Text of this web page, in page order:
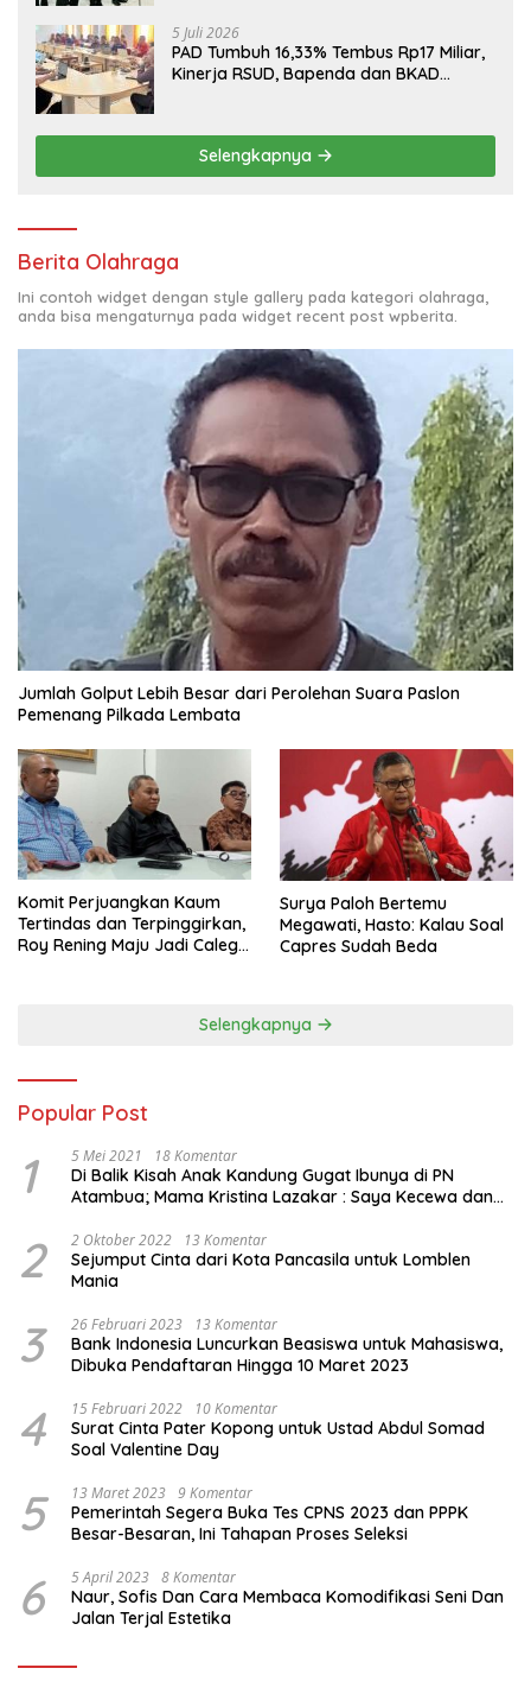
5 Juli 2026
PAD Tumbuh 16,33% Tembus Rp17 Miliar,
Kinerja RSUD, Bapenda dan BKAD
Selengkapnya
Berita Olahraga
Ini contoh widget dengan style gallery pada kategori olahraga,
anda bisa mengaturnya pada widget recent post wpberita.
Jumlah Golput Lebih Besar dari Perolehan Suara Paslon
Pemenang Pilkada Lembata
Komit Perjuangkan Kaum
Tertindas dan Terpinggirkan,
Roy Rening Maju Jadi Caleg
Surya Paloh Bertemu
Megawati, Hasto: Kalau Soal
Capres Sudah Beda
Selengkapnya
Popular Post
1 5 Mei 2021 18 Komentar
Di Balik Kisah Anak Kandung Gugat Ibunya di PN
Atambua; Mama Kristina Lazakar : Saya Kecewa dan
2 2 Oktober 2022 13 Komentar
Sejumput Cinta dari Kota Pancasila untuk Lomblen
Mania
3 26 Februari 2023 13 Komentar
Bank Indonesia Luncurkan Beasiswa untuk Mahasiswa,
Dibuka Pendaftaran Hingga 10 Maret 2023
4 15 Februari 2022 10 Komentar
Surat Cinta Pater Kopong untuk Ustad Abdul Somad
Soal Valentine Day
5 13 Maret 2023 9 Komentar
Pemerintah Segera Buka Tes CPNS 2023 dan PPPK
Besar-Besaran, Ini Tahapan Proses Seleksi
6 5 April 2023 8 Komentar
Naur, Sofis Dan Cara Membaca Komodifikasi Seni Dan
Jalan Terjal Estetika